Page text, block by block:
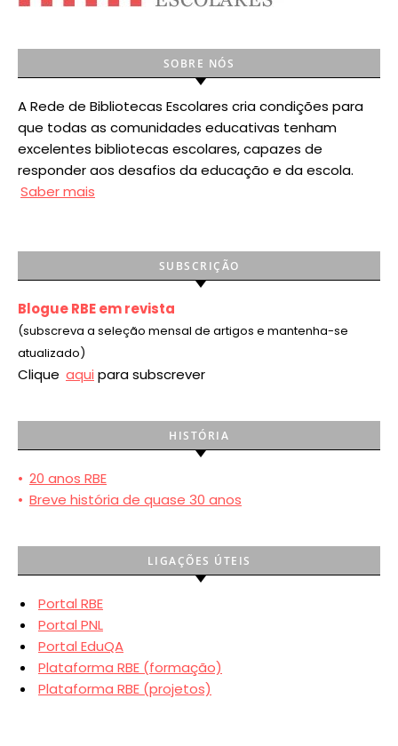
SOBRE NÓS
A Rede de Bibliotecas Escolares cria condições para
que todas as comunidades educativas tenham
excelentes bibliotecas escolares, capazes de
responder aos desafios da educação e da escola.
Saber mais
SUBSCRIÇÃO
Blogue RBE em revista
(subscreva a seleção mensal de artigos e mantenha-se
atualizado)
Clique aqui para subscrever
HISTÓRIA
• 20 anos RBE
• Breve história de quase 30 anos
LIGAÇÕES ÚTEIS
Portal RBE
Portal PNL
Portal EduQA
Plataforma RBE (formação)
Plataforma RBE (projetos)